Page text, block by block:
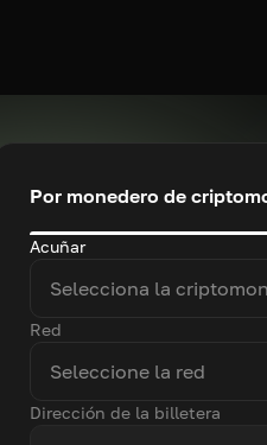
Por monedero de
Acuñar
Selecciona la
Red
Seleccione la red
Dirección de la billetera